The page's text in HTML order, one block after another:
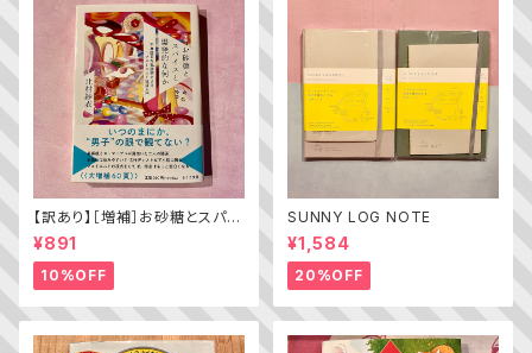
【訳あり】［増補］お砂糖とスパイ
スと爆発的な何か ——不真面
目な批評家によるフェミニスト批
評入門
¥891
10%OFF
SUNNY LOG NOTE
¥1,584
20%OFF